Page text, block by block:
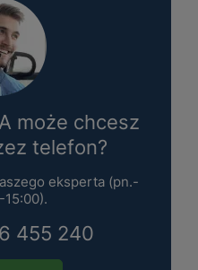
może chcesz
telefon?
eksperta (pn.-
455 240